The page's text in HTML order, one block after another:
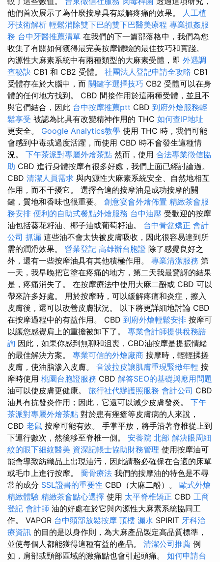
他們首次展示了為什麼按摩具有緩解疼痛的效果。 人工植
牙技術解析 輕鬆消除雙下巴的雙下巴醫美療程 專業抓姦服
務 台中牙醫推薦清單 在我們的下一篇部落格中，我們為您
收集了有關如何獲得最完美按摩體驗的最佳技巧和實踐。
內源性大麻素系統中有兩種類型的大麻素受體，即 外遇調
查秘訣 CB1 和 CB2 受體。 社團法人登記申請全攻略 CB1
受體存在於大腦中，而 關鍵字選擇技巧 CB2 受體可以在身
體的任何地方找到。 CBD 間接作用於這兩種受體，並且不
與它們結合，因此 台中按摩推薦ptt CBD 到府外燴服務輕
鬆享受 被認為比具有改變精神作用的 THC 如何查IP地址
更安全。 Google Analytics教學 使用 THC 時，我們可能
會感到中毒或過度活躍，而使用 CBD 時不會發生這種情
況。 下午茶派對專屬外燴茶點 然而，使用 合法專業徵信協
助 CBD 進行身體按摩有很多好處，我們上面已經討論過。
CBD 清潔人員需求 與內源性大麻素系統安全、自然地相互
作用，而不干擾它。 選擇合適的按摩油是成功按摩的關
鍵，質地和香味也很重要。 創意宴會外燴佈置 精緻茶會服
務安排 便利的自助式餐點外燴服務 台中油壓 受歡迎的按摩
油包括葵花籽油、椰子油或葡萄籽油。 台中骨盆矯正 會計
公司 抓漏 這些油不會太快被皮膚吸收，因此很容易達到所
需的潤滑效果。 營業登記 高雄辦台胞證 除了感覺良好之
外，還有一些按摩油具有其他積極作用。 專業清潔服務 第
一天，我早晚把它塗在疼痛的地方，第二天我最驚訝的結果
是，疼痛消失了。 在按摩療法中使用大麻二酚或 CBD 可以
帶來許多好處。 用於按摩時，可以緩解疼痛和炎症，擦入
皮膚後，還可以改善皮膚狀況。 以下將更詳細地討論 CBD
在按摩過程中的有益作用。 CBD 到府外燴輕鬆安排 按摩可
以讓您感覺肩上的重擔被卸下了。 專業會計師提供稅務諮
詢 因此，如果你感到無聊和沮喪，CBD油按摩是提振情緒
的最佳解決方案。 專業可信的外燴廠商 按摩時，輕輕揉搓
皮膚，使油脂滲入皮膚。 音波拉皮讓肌膚重現緊緻年輕 按
摩時使用 桃園台胞證服務 CBD 解答SEO的基礎與應用問題
油可以使皮膚更健康。 旅行社代辦護照服務 會計公司 CBD
油具有抗發炎作用；因此，它還可以減少皮膚發炎。 下午
茶派對專屬外燴茶點 對於患有痤瘡等皮膚病的人來說，
CBD 老鼠 按摩可能有效。 手掌平放，將手沿著脊椎從上到
下運行數次，然後移至脊椎一側。 安養院 北部 解決眼周細
紋的眼下細紋醫美 資深記帳士協助財務管理 使用按摩油可
能會導致紡織品上出現油污，因此請務必確保在合適的床單
或毛巾上進行按摩。 喬骨療法 我們的按摩油的特色是不尋
常的成分 SSL證書的重要性 CBD（大麻二酚）。 歐式外燴
精緻體驗 精緻茶會點心選擇 使用 太平脊椎矯正 CBD 工商
登記 會計師 油的好處在於它與內源性大麻素系統協同工
作。 VAPOR 台中頭部放鬆按摩 頂樓 漏水 SPIRIT 牙科治
療資訊 的目的是以身作則，為大麻產品製定高品質標準，
並使每個人都能獲得這種有益的產品。 清潔公司推薦 例
如，肩部或頸部區域的激痛點也會引起頭痛。 如何申請台